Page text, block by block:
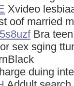
Xvideo
oof married
Bra
sex sging
duing